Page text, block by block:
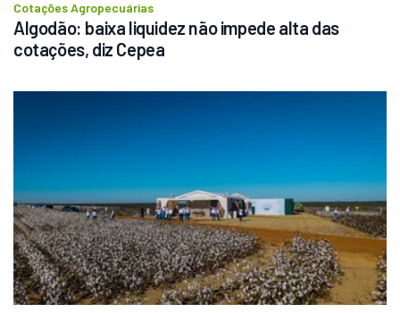
Cotações Agropecuárias
Algodão: baixa liquidez não impede alta das
cotações, diz Cepea